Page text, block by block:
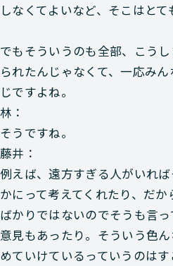
しなくてよいなど、そこはとて
でもそういうのも全部、こう
られたんじゃなくて、一応み
じですよね。
林：
そうですね。
藤井：
例えば、遠方すぎる人がいれ
かにって考えてくれたり、だか
ばかりではないのでそうも言
意見もあったり。そういう色
めていけているっていうのは